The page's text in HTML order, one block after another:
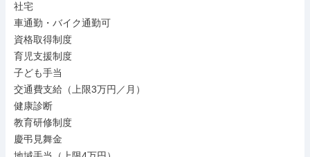
社宅
車通勤・バイク通勤可
資格取得制度
育児支援制度
子ども手当
交通費支給（上限3万円／月）
健康診断
教育研修制度
慶弔見舞金